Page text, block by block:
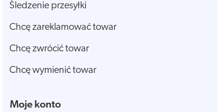
Śledzenie przesyłki
Chcę zareklamować towar
Chcę zwrócić towar
Chcę wymienić towar
Moje konto